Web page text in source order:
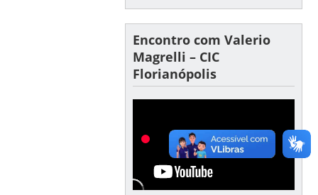
Encontro com Valerio
Magrelli – CIC
Florianópolis